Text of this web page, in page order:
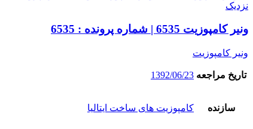
نزدیک
ونیر کامپوزیت 6535 | شماره پرونده : 6535
ونیر کامپوزیت
تاریخ مراجعه 1392/06/23
سازنده کامپوزیت های ساخت ایتالیا